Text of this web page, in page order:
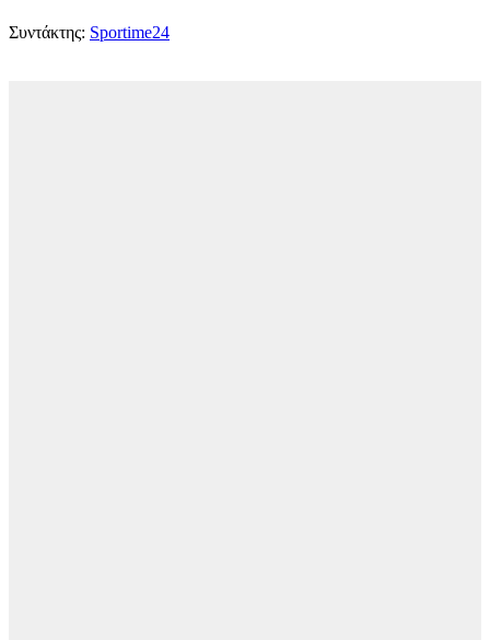
Συντάκτης: Sportime24